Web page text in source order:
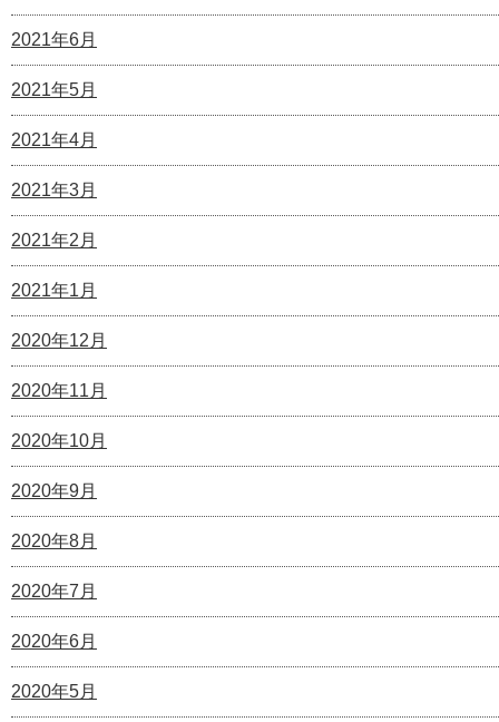
2021年6月
2021年5月
2021年4月
2021年3月
2021年2月
2021年1月
2020年12月
2020年11月
2020年10月
2020年9月
2020年8月
2020年7月
2020年6月
2020年5月